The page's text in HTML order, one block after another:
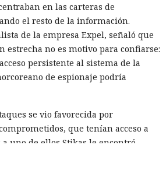
gradualmente dejan de ser para los
de sugerencias y cada vez más
ataque. Cisco Talosestudiólos
descubrió que los modelos de
hackers a crear herramientas
y buscar vulnerabilidades, y
seguridad en muchos casos se
en las carteras de
el resto de la información.
de la empresa Expel, señaló que
estrecha no es motivo para confiarse:
persistente al sistema de la
de espionaje podría
se vio favorecida por
que tenían acceso a
a uno de ellos Stikas le encontró